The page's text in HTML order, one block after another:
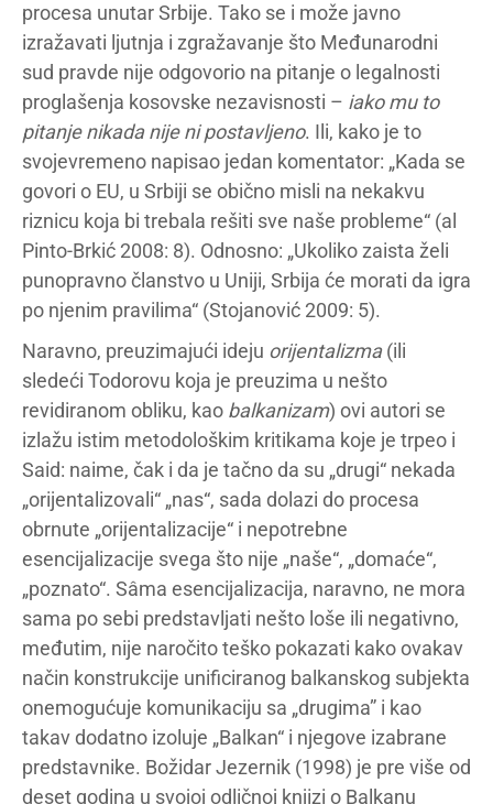
procesa unutar Srbije. Tako se i može javno
izražavati ljutnja i zgražavanje što Međunarodni
sud pravde nije odgovorio na pitanje o legalnosti
proglašenja kosovske nezavisnosti – iako mu to
pitanje nikada nije ni postavljeno. Ili, kako je to
svojevremeno napisao jedan komentator: „Kada se
govori o EU, u Srbiji se obično misli na nekakvu
riznicu koja bi trebala rešiti sve naše probleme“ (al
Pinto-Brkić 2008: 8). Odnosno: „Ukoliko zaista želi
punopravno članstvo u Uniji, Srbija će morati da igra
po njenim pravilima“ (Stojanović 2009: 5).
Naravno, preuzimajući ideju orijentalizma(ili
sledeći Todorovu koja je preuzima u nešto
revidiranom obliku, kao balkanizam) ovi autori se
izlažu istim metodološkim kritikama koje je trpeo i
Said: naime, čak i da je tačno da su „drugi“ nekada
„orijentalizovali“ „nas“, sada dolazi do procesa
obrnute „orijentalizacije“ i nepotrebne
esencijalizacije svega što nije „naše“, „domaće“,
„poznato“. Sâma esencijalizacija, naravno, ne mora
sama po sebi predstavljati nešto loše ili negativno,
međutim, nije naročito teško pokazati kako ovakav
način konstrukcije unificiranog balkanskog subjekta
onemogućuje komunikaciju sa „drugima” i kao
takav dodatno izoluje „Balkan“ i njegove izabrane
predstavnike. Božidar Jezernik (1998) je pre više od
deset godina u svojoj odličnoj knjizi o Balkanu